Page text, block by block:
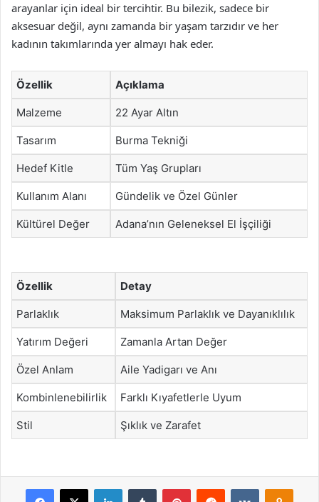
arayanlar için ideal bir tercihtir. Bu bilezik, sadece bir
aksesuar değil, aynı zamanda bir yaşam tarzıdır ve her
kadının takımlarında yer almayı hak eder.
Özellik Açıklama
Malzeme 22 Ayar Altın
Tasarım Burma Tekniği
Hedef Kitle Tüm Yaş Grupları
Kullanım Alanı Gündelik ve Özel Günler
Kültürel Değer Adana’nın Geleneksel El İşçiliği
Özellik Detay
Parlaklık Maksimum Parlaklık ve Dayanıklılık
Yatırım Değeri Zamanla Artan Değer
Özel Anlam Aile Yadigarı ve Anı
Kombinlenebilirlik Farklı Kıyafetlerle Uyum
Stil Şıklık ve Zarafet
Facebook
X LinkedInTumblr PinterestReddit VKontakte